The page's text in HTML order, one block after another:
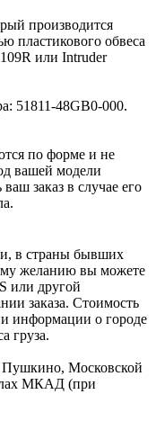
производится
пластикового обвеса
или Intruder
51811-48GB0-000.
по форме и не
вашей модели
заказ в случае его
в страны бывших
желанию вы можете
или другой
заказа. Стоимость
информации о городе
груза.
Пушкино, Московской
МКАД (при